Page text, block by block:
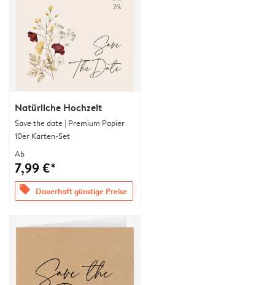
Natürliche Hochzeit
Save the date | Premium Papier
10er Karten-Set
Ab
7,99 €*
offers Dauerhaft günstige Preise